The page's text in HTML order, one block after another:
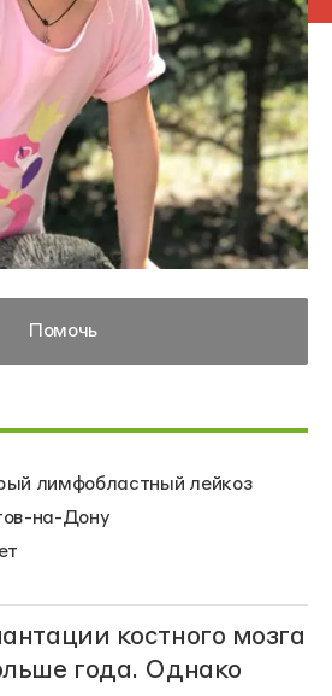
Помочь
лимфобластный лейкоз
на-Дону
костного мозга
года. Однако